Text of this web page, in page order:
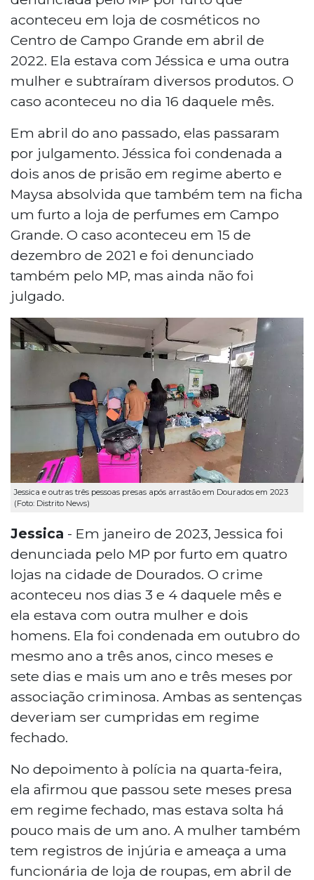
aconteceu em loja de cosméticos no
Centro de Campo Grande em abril de
2022. Ela estava com Jéssica e uma outra
mulher e subtraíram diversos produtos. O
caso aconteceu no dia 16 daquele mês.
Em abril do ano passado, elas passaram
por julgamento. Jéssica foi condenada a
dois anos de prisão em regime aberto e
Maysa absolvida que também tem na ficha
um furto a loja de perfumes em Campo
Grande. O caso aconteceu em 15 de
dezembro de 2021 e foi denunciado
também pelo MP, mas ainda não foi
julgado.
Jessica e outras três pessoas presas após arrastão em Dourados em 2023
(Foto: Distrito News)
Jessica - Em janeiro de 2023, Jessica foi
denunciada pelo MP por furto em quatro
lojas na cidade de Dourados. O crime
aconteceu nos dias 3 e 4 daquele mês e
ela estava com outra mulher e dois
homens. Ela foi condenada em outubro do
mesmo ano a três anos, cinco meses e
sete dias e mais um ano e três meses por
associação criminosa. Ambas as sentenças
deveriam ser cumpridas em regime
fechado.
No depoimento à polícia na quarta-feira,
ela afirmou que passou sete meses presa
em regime fechado, mas estava solta há
pouco mais de um ano. A mulher também
tem registros de injúria e ameaça a uma
funcionária de loja de roupas, em abril de